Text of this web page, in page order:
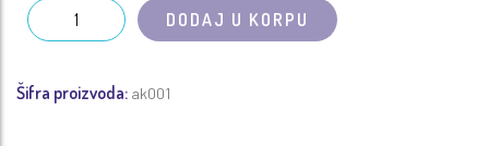
DODAJ U KORPU
Šifra proizvoda: ak001